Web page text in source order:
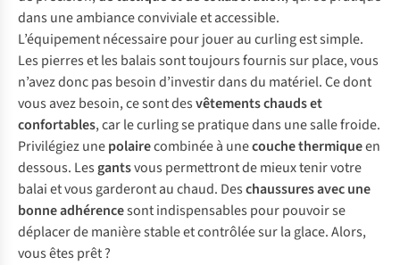
dans une ambiance conviviale et accessible.
L’équipement nécessaire pour jouer au curling est simple.
Les pierres et les balais sont toujours fournis sur place, vous
n’avez donc pas besoin d’investir dans du matériel. Ce dont
vous avez besoin, ce sont desvêtements chauds et
confortables, car le curling se pratique dans une salle froide.
Privilégiez unepolairecombinée à unecouche thermiqueen
dessous. Les gantsvous permettront de mieux tenir votre
balai et vous garderont au chaud. Deschaussures avec une
bonne adhérencesont indispensables pour pouvoir se
déplacer de manière stable et contrôlée sur la glace. Alors,
vous êtes prêt ?